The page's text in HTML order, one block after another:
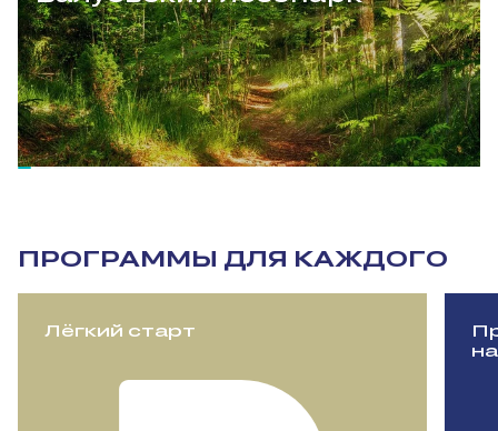
ПРОГРАММЫ ДЛЯ КАЖДОГО
Лёгкий старт